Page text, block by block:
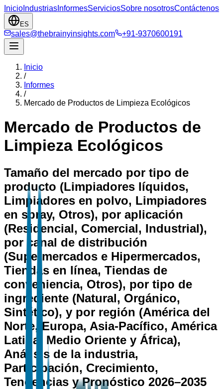
Inicio Industrias InformesServiciosSobre nosotrosContáctenos
ES
sales@thebrainyinsights.com +91-9370600191
Inicio
/
Informes
/
Mercado de Productos de Limpieza Ecológicos
Mercado de Productos de
Limpieza Ecológicos
Tamaño del mercado por tipo de
producto (Limpiadores líquidos,
Limpiadores en polvo, Limpiadores
en spray, Otros), por aplicación
(Residencial, Comercial, Industrial),
por canal de distribución
(Supermercados e Hipermercados,
Tiendas en línea, Tiendas de
conveniencia, Otros), por tipo de
ingrediente (Natural, Orgánico,
Sintético), y por región (América del
Norte, Europa, Asia-Pacífico, América
Latina, Medio Oriente y África),
Análisis de la industria,
Participación, Crecimiento,
Tendencias y Pronóstico 2026–2035